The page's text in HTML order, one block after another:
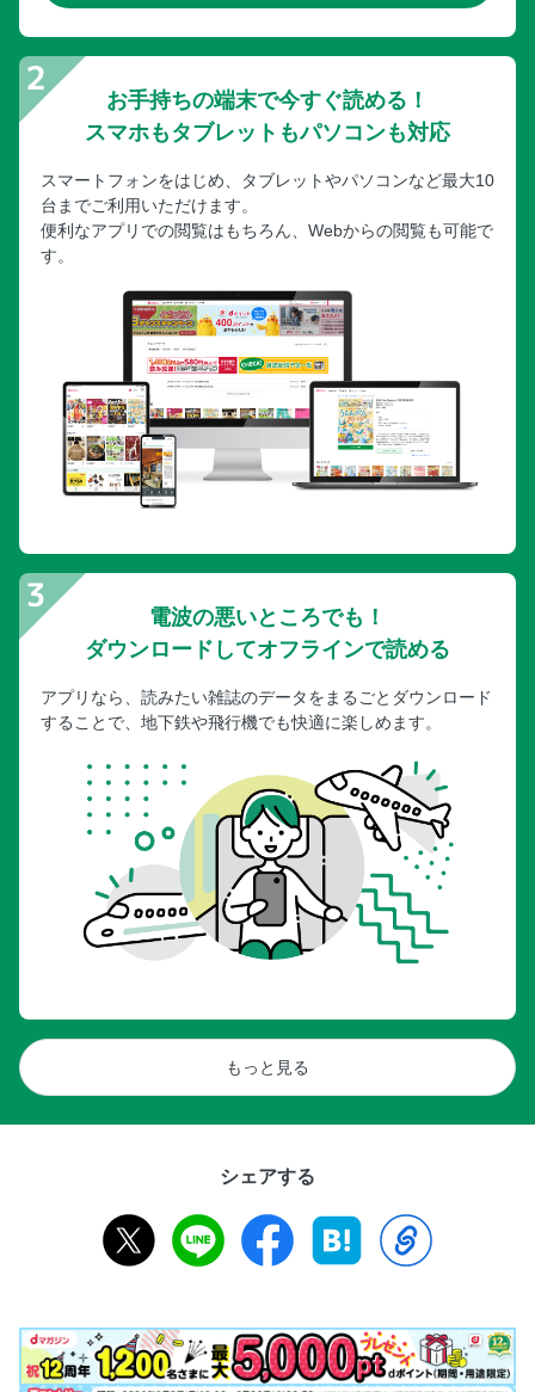
お手持ちの端末で今すぐ読める！
スマホもタブレットもパソコンも対応
スマートフォンをはじめ、タブレットやパソコンなど最大10
台までご利用いただけます。
便利なアプリでの閲覧はもちろん、Webからの閲覧も可能で
す。
電波の悪いところでも！
ダウンロードしてオフラインで読める
アプリなら、読みたい雑誌のデータをまるごとダウンロード
することで、地下鉄や飛行機でも快適に楽しめます。
もっと見る
シェアする